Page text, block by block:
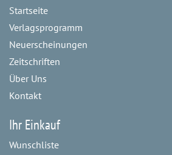
Startseite
Verlagsprogramm
Neuerscheinungen
Zeitschriften
Über Uns
Kontakt
Ihr Einkauf
Wunschliste